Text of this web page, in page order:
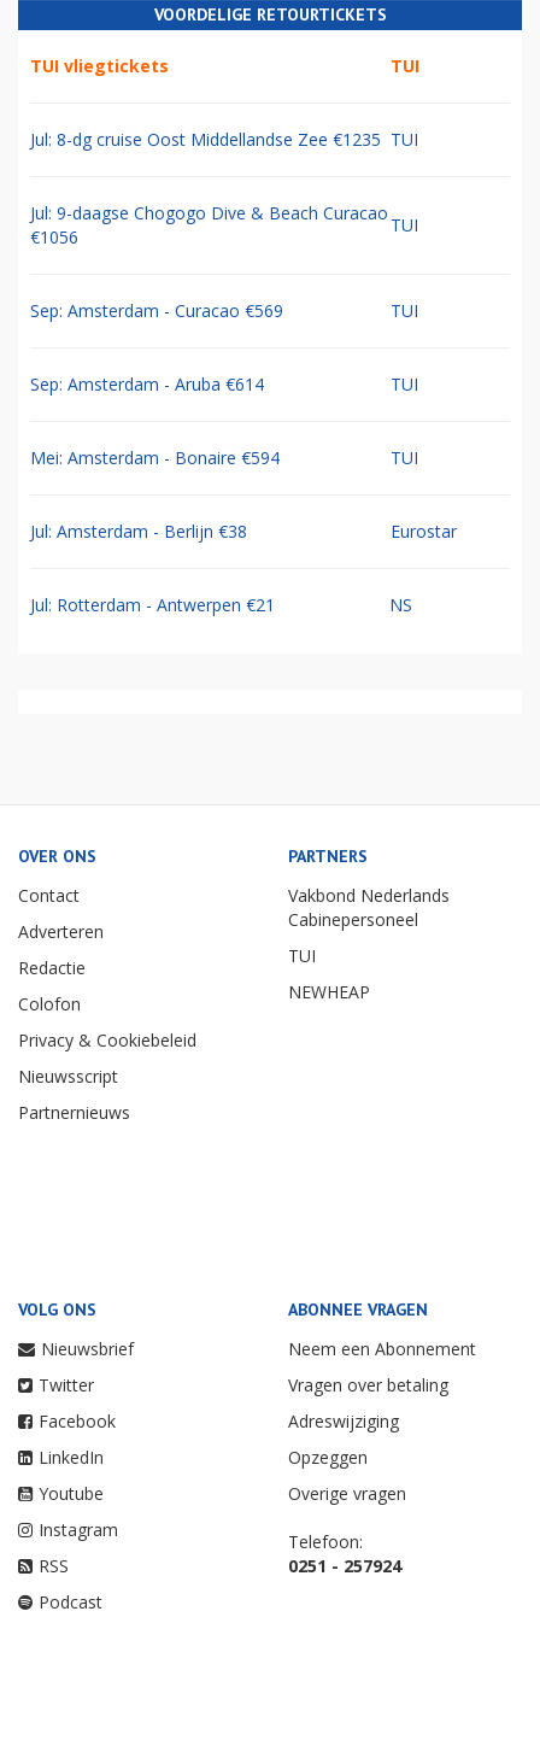
VOORDELIGE RETOURTICKETS
TUI vliegtickets TUI
Jul: 8-dg cruise Oost Middellandse Zee €1235 TUI
Jul: 9-daagse Chogogo Dive & Beach Curacao
€1056
TUI
Sep: Amsterdam - Curacao €569 TUI
Sep: Amsterdam - Aruba €614 TUI
Mei: Amsterdam - Bonaire €594 TUI
Jul: Amsterdam - Berlijn €38 Eurostar
Jul: Rotterdam - Antwerpen €21 NS
OVER ONS
Contact
Adverteren
Redactie
Colofon
Privacy & Cookiebeleid
Nieuwsscript
Partnernieuws
PARTNERS
Vakbond Nederlands
Cabinepersoneel
TUI
NEWHEAP
VOLG ONS
Nieuwsbrief
Twitter
Facebook
LinkedIn
Youtube
Instagram
RSS
Podcast
ABONNEE VRAGEN
Neem een Abonnement
Vragen over betaling
Adreswijziging
Opzeggen
Overige vragen
Telefoon:
0251 - 257924